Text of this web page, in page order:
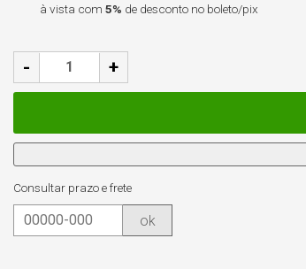
à vista com 5% de desconto no boleto/pix
- +
Consultar prazo e frete
ok